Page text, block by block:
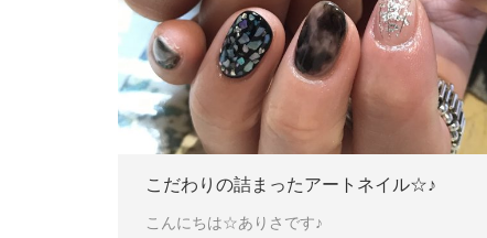
こだわりの詰まったアートネイル☆♪
こんにちは☆ありさです♪